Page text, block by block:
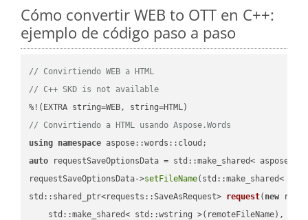
Cómo convertir WEB to OTT en C++:
ejemplo de código paso a paso
// Convirtiendo WEB a HTML
// C++ SKD is not available
// Convirtiendo a HTML usando Aspose.Words
using namespace
auto requestSaveOptionsData = std::make_shared<
requestSaveOptionsData->setFileName(std::make_shared<
std::shared_ptr<requests::SaveAsRequest> request( new
    std::make_shared< std::wstring >(remoteFileName),